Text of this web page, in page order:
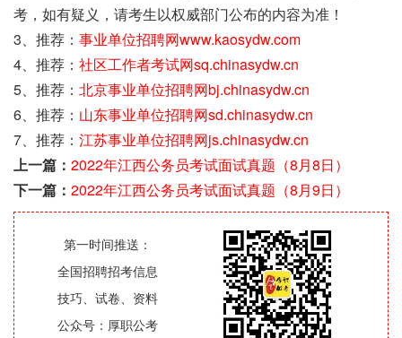
考，如有疑义，请考生以权威部门公布的内容为准！
3、推荐： 事业单位招聘网www.kaosydw.com
4、推荐： 社区工作者考试网sq.chinasydw.cn
5、推荐： 北京事业单位招聘网bj.chinasydw.cn
6、推荐： 山东事业单位招聘网sd.chinasydw.cn
7、推荐： 江苏事业单位招聘网js.chinasydw.cn
上一篇： 2022年江西公务员考试面试真题（8月8日）
下一篇： 2022年江西公务员考试面试真题（8月9日）
第一时间推送：
全国招聘招考信息
技巧、试卷、资料
公众号：厚职公考